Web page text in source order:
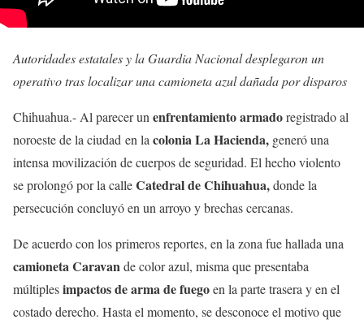
Autoridades estatales y la Guardia Nacional desplegaron un
operativo tras localizar una camioneta azul dañada por disparos
Chihuahua.- Al parecer un enfrentamiento armadoregistrado al
noroeste de la ciudad en la colonia La Hacienda, generó una
intensa movilización de cuerpos de seguridad. El hecho violento
se prolongó por la calleCatedral de Chihuahua,donde la
persecución concluyó en un arroyo y brechas cercanas.
De acuerdo con los primeros reportes, en la zona fue hallada una
camioneta Caravande color azul, misma que presentaba
múltiplesimpactos de arma de fuegoen la parte trasera y en el
costado derecho. Hasta el momento, se desconoce el motivo que